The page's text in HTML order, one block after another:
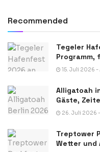
Recommended
Tegeler
15. Juli 2026 -
Alligatoah
Gäste,
26. Juli 2026
Treptower
Wetter und